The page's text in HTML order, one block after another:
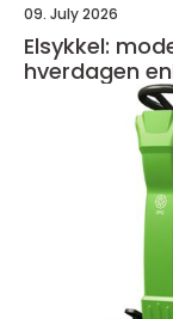
09. July 2026
Elsykkel:
hverdagen